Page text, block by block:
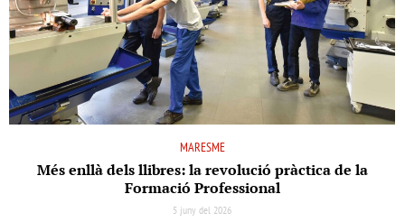
MARESME
Més enllà dels llibres: la revolució pràctica de la
Formació Professional
5 juny del 2026